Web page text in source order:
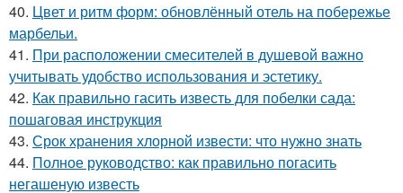
40. Цвет и ритм форм: обновлённый отель на побережье
марбельи.
41. При расположении смесителей в душевой важно
учитывать удобство использования и эстетику.
42. Как правильно гасить известь для побелки сада:
пошаговая инструкция
43. Срок хранения хлорной извести: что нужно знать
44. Полное руководство: как правильно погасить
негашеную известь